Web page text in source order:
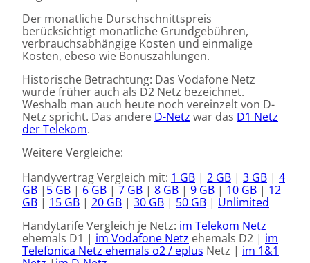
Der monatliche Durschschnittspreis
berücksichtigt monatliche Grundgebühren,
verbrauchsabhängige Kosten und einmalige
Kosten, ebeso wie Bonuszahlungen.
Historische Betrachtung: Das Vodafone Netz
wurde früher auch als D2 Netz bezeichnet.
Weshalb man auch heute noch vereinzelt von D-
Netz spricht. Das andere D-Netz war das D1 Netz
der Telekom.
Weitere Vergleiche:
Handyvertrag Vergleich mit: 1 GB | 2 GB | 3 GB | 4
GB | 5 GB | 6 GB | 7 GB | 8 GB | 9 GB | 10 GB | 12
GB | 15 GB | 20 GB | 30 GB | 50 GB | Unlimited
Handytarife Vergleich je Netz: im Telekom Netz
ehemals D1 | im Vodafone Netz ehemals D2 | im
Telefonica Netz ehemals o2 / eplus Netz | im 1&1